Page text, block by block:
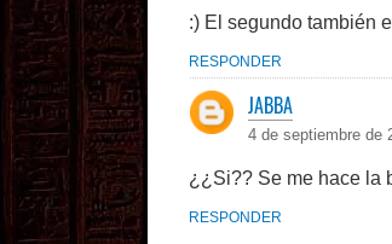
:) El segundo también
RESPONDER
JABBA
4 de septiembre de
¿¿Si?? Se me hace la
RESPONDER